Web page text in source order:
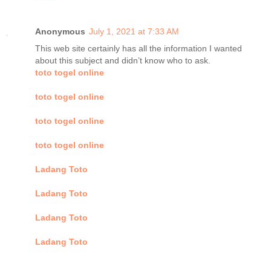
Anonymous July 1, 2021 at 7:33 AM
This web site certainly has all the information I wanted
about this subject and didn’t know who to ask.
toto togel online
toto togel online
toto togel online
toto togel online
Ladang Toto
Ladang Toto
Ladang Toto
Ladang Toto